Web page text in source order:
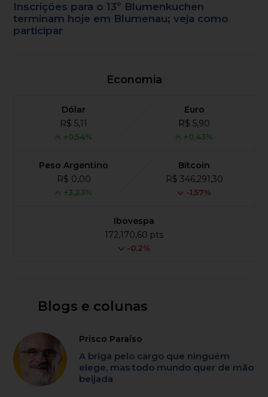
Inscrições para o 13º Blumenkuchen
terminam hoje em Blumenau; veja como
participar
Economia
Dólar
R$ 5,11
+0,54%
Euro
R$ 5,90
+0,43%
Peso Argentino
R$ 0,00
+3,23%
Bitcoin
R$ 346,291,30
-1,57%
Ibovespa
172,170,60 pts
-0.2%
Blogs e colunas
Prisco Paraíso
A briga pelo cargo que ninguém
elege, mas todo mundo quer de mão
beijada